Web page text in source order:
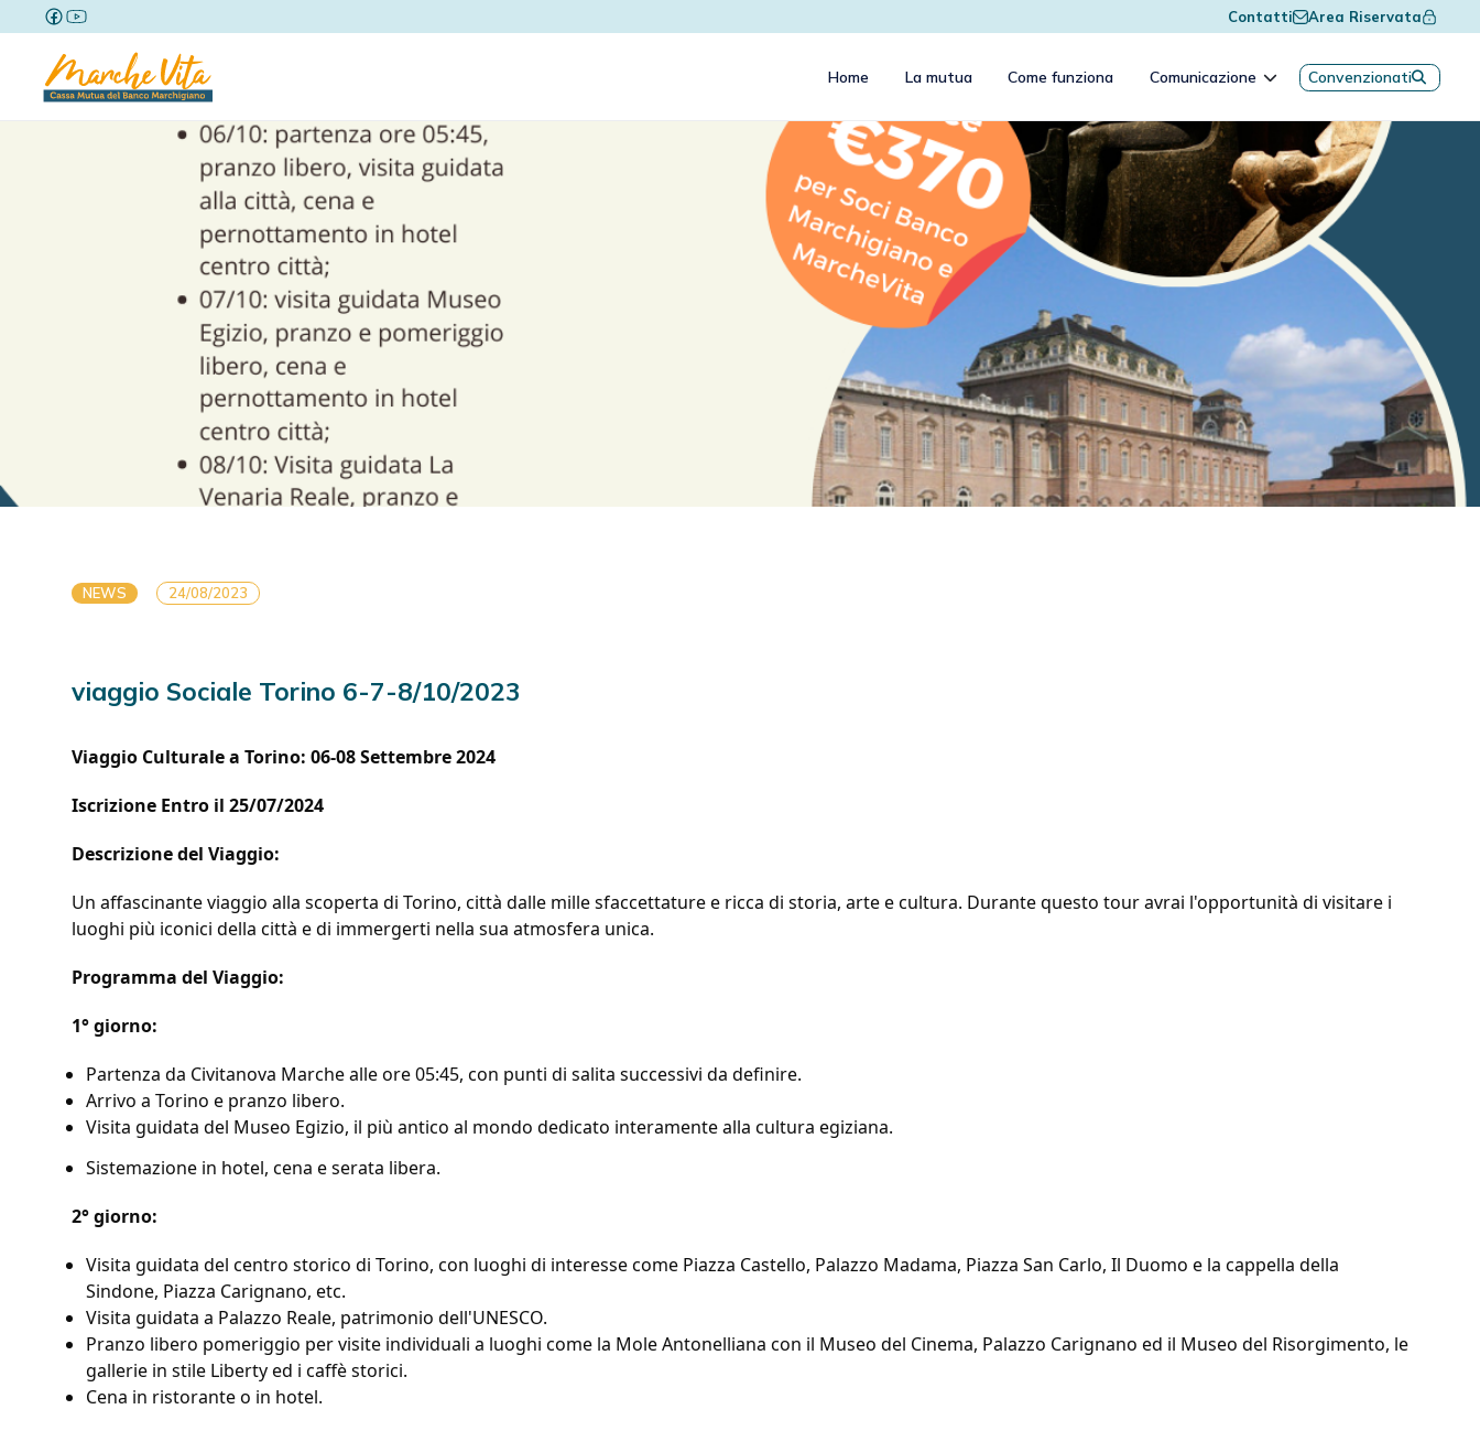
Contatti Area Riservata
Home La mutua Come funziona Comunicazione Convenzionati
NEWS 24/08/2023
viaggio Sociale Torino 6-7-8/10/2023
Viaggio Culturale a Torino: 06-08 Settembre 2024
Iscrizione Entro il 25/07/2024
Descrizione del Viaggio:
Un affascinante viaggio alla scoperta di Torino, città dalle mille sfaccettature e ricca di storia, arte e cultura. Durante questo tour avrai l'opportunità di visitare i
luoghi più iconici della città e di immergerti nella sua atmosfera unica.
Programma del Viaggio:
1° giorno:
Partenza da Civitanova Marche alle ore 05:45, con punti di salita successivi da definire.
Arrivo a Torino e pranzo libero.
Visita guidata del Museo Egizio, il più antico al mondo dedicato interamente alla cultura egiziana.
Sistemazione in hotel, cena e serata libera.
2° giorno:
Visita guidata del centro storico di Torino, con luoghi di interesse come Piazza Castello, Palazzo Madama, Piazza San Carlo, Il Duomo e la cappella della
Sindone, Piazza Carignano, etc.
Visita guidata a Palazzo Reale, patrimonio dell'UNESCO.
Pranzo libero pomeriggio per visite individuali a luoghi come la Mole Antonelliana con il Museo del Cinema, Palazzo Carignano ed il Museo del Risorgimento, le
gallerie in stile Liberty ed i caffè storici.
Cena in ristorante o in hotel.